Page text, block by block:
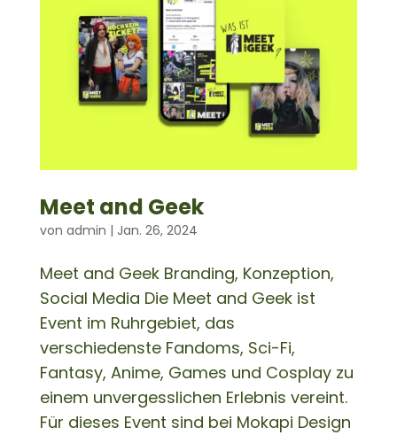
Meet and Geek
von admin | Jan. 26, 2024
Meet and Geek Branding, Konzeption,
Social Media Die Meet and Geek ist
Event im Ruhrgebiet, das
verschiedenste Fandoms, Sci-Fi,
Fantasy, Anime, Games und Cosplay zu
einem unvergesslichen Erlebnis vereint.
Für dieses Event sind bei Mokapi Design